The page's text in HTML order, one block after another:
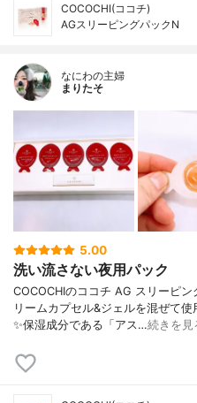
COCOCHI(ココチ)
AGスリーピングパックN
なにわの主婦
まりたそ
5.00
洗い流さない夜用パック
COCOCHIのココチ AG スリーピ
リームカプセル&ジェルを混ぜて
✨保湿成分である「アス…続きを見